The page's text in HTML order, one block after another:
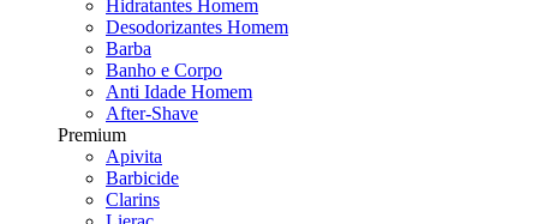
Hidratantes Homem
Desodorizantes Homem
Barba
Banho e Corpo
Anti Idade Homem
After-Shave
Premium
Apivita
Barbicide
Clarins